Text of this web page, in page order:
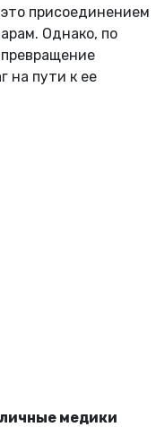
присоединением
Однако, по
на пути к ее
медики